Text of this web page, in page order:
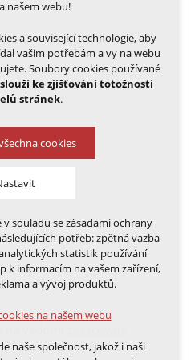
našem webu!
a související technologie, aby
vašim potřebám a vy na webu
Soubory cookies používané
ke zjišťování totožnosti
stránek.
cookies
webu
(session): případná
apod.
vyhodnocení
(Google, Ecomail, Sklik,
souladu se zásadami ochrany
potřeb: zpětná vazba
statistik používání
k informacím na vašem zařízení,
a vývoj produktů.
na našem webu
naše společnost, jakož i naši